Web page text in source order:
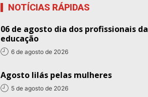
NOTÍCIAS RÁPIDAS
06 de agosto dia dos profissionais da
educação
6 de agosto de 2026
Agosto lilás pelas mulheres
5 de agosto de 2026